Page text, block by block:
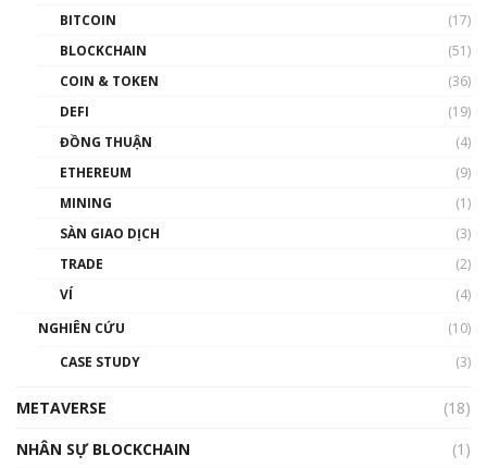
như thể nào?
00:39:31
Phổ cập Blockchain
thống & Crypto qua các cuộc chiến | Phổ cập
01:32:59
BITCOIN
(17)
BLOCKCHAIN
(51)
COIN & TOKEN
(36)
DEFI
(19)
ĐỒNG THUẬN
(4)
ETHEREUM
(9)
MINING
(1)
SÀN GIAO DỊCH
(3)
TRADE
(2)
VÍ
(4)
NGHIÊN CỨU
(10)
CASE STUDY
(3)
METAVERSE
(18)
NHÂN SỰ BLOCKCHAIN
(1)